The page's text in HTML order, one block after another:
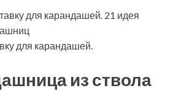
для карандашей.
из ствола